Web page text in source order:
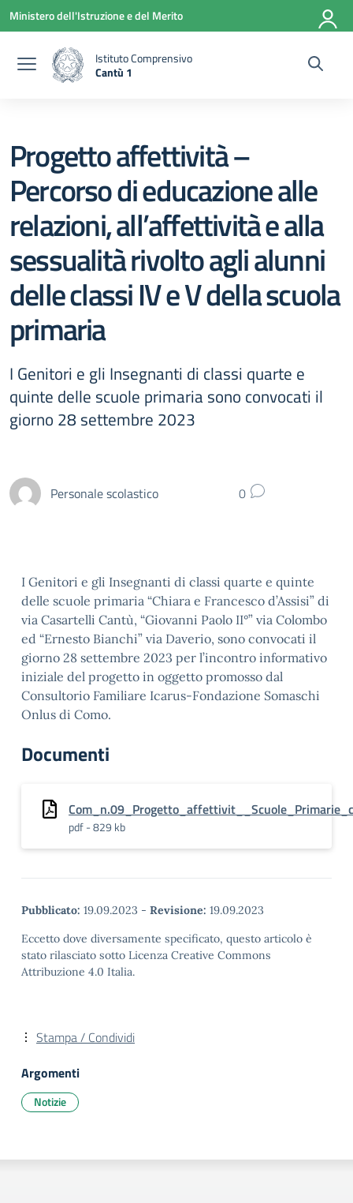
Vai ai contenuti
Vai al menu di navigazione
Vai al footer
Ministero dell'Istruzione e del Merito
Istituto Comprensivo
Cantù 1
Progetto affettività –
Percorso di educazione alle
relazioni, all’affettività e alla
sessualità rivolto agli alunni
delle classi IV e V della scuola
primaria
I Genitori e gli Insegnanti di classi quarte e
quinte delle scuole primaria sono convocati il
giorno 28 settembre 2023
Personale scolastico 0
I Genitori e gli Insegnanti di classi quarte e quinte
delle scuole primaria “Chiara e Francesco d’Assisi” di
via Casartelli Cantù, “Giovanni Paolo II°” via Colombo
ed “Ernesto Bianchi” via Daverio, sono convocati il
giorno 28 settembre 2023 per l’incontro informativo
iniziale del progetto in oggetto promosso dal
Consultorio Familiare Icarus-Fondazione Somaschi
Onlus di Como.
Documenti
pdf - 829 kb
Pubblicato: 19.09.2023 - Revisione: 19.09.2023
Eccetto dove diversamente specificato, questo articolo è
stato rilasciato sotto Licenza Creative Commons
Attribuzione 4.0 Italia.
Stampa / Condividi
Argomenti
Notizie